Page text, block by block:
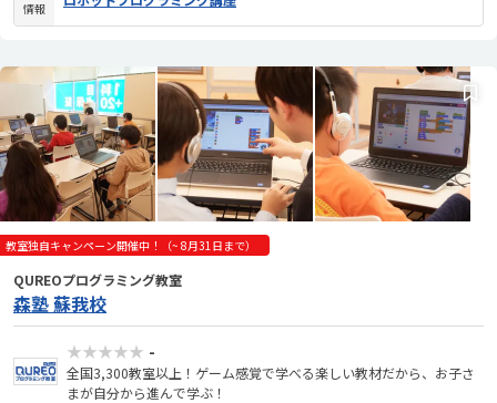
情報
教室独自キャンペーン開催中！（~ 8月31日まで）
QUREOプログラミング教室
森塾 蘇我校
★★★★★ -
全国3,300教室以上！ゲーム感覚で学べる楽しい教材だから、お子さ
まが自分から進んで学ぶ！